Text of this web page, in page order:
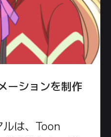
ーションを制作
は、Toon